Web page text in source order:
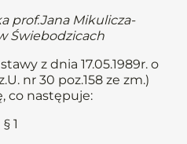
prof.Jana Mikulicza-
Świebodzicach
z dnia 17.05.1989r. o
nr 30 poz.158 ze zm.)
co następuje:
§ 1